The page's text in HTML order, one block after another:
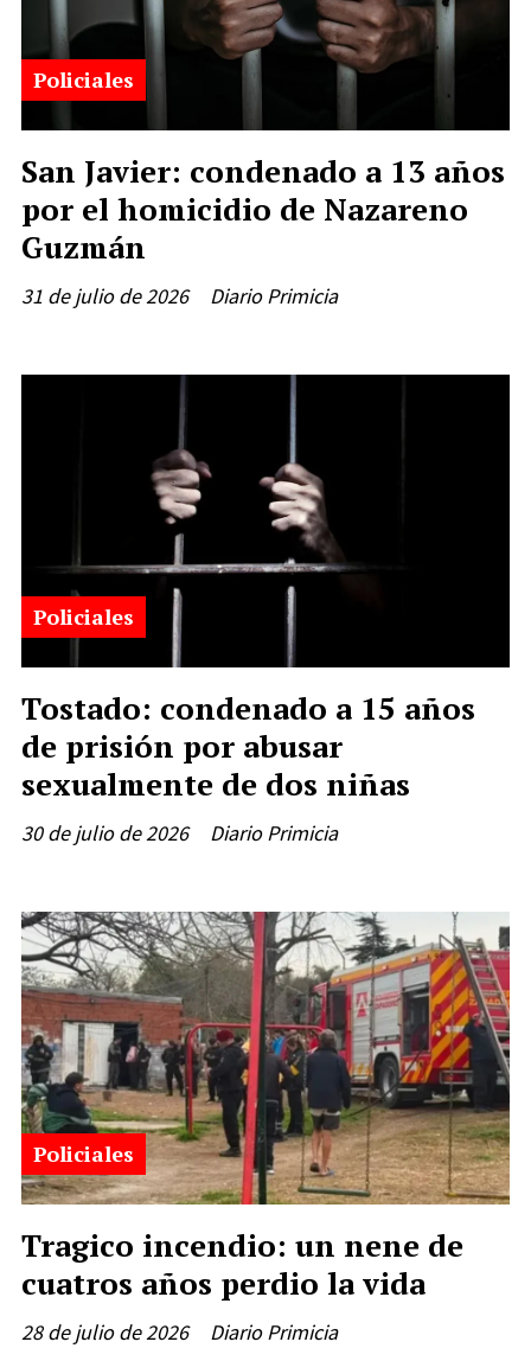
San Javier: condenado a 13 años
por el homicidio de Nazareno
Guzmán
Diario Primicia
Policiales
31 de julio de 2026
Tostado: condenado a 15 años
de prisión por abusar
sexualmente de dos niñas
Diario Primicia
Policiales
30 de julio de 2026
Tragico incendio: un nene de
cuatros años perdio la vida
Diario Primicia
Policiales
28 de julio de 2026